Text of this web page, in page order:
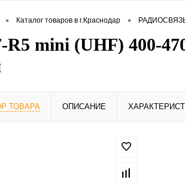
• Каталог товаров в г.Краснодар •
R5 mini (UHF) 400-
ТОВАРА ОПИСАНИЕ